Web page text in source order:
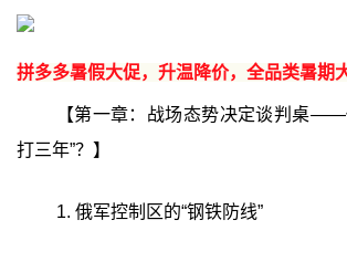
拼多多暑假大促，升温降价，全品类暑期
【第一章：战场态势决定谈判桌——
打三年”？】
1. 俄军控制区的“钢铁防线”